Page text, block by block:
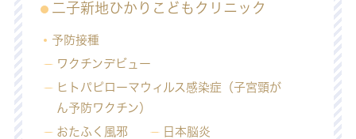
二子新地ひかりこどもクリニック
予防接種
ワクチンデビュー
ヒトパピローマウィルス感染症（子宮頸が
ん予防ワクチン）
おたふく風邪
日本脳炎